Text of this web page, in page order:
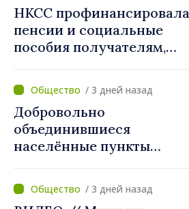
НКСС профинансировала
пенсии и социальные
пособия получателям,
карты
/ 3 дней назад
Добровольно
объединившиеся
населённые пункты
создания Единых центров
предоставления услуг
/ 3 дней назад